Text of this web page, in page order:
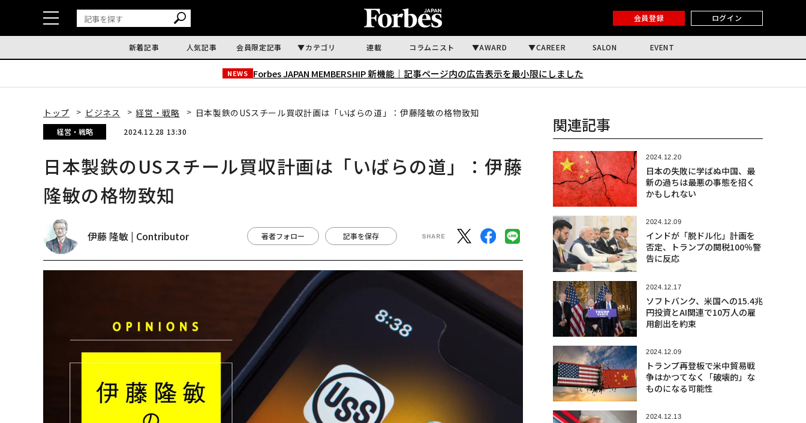
会員登録 ログイン
新着記事 人気記事 会員限定記事 カテゴリ 連載 コラムニスト AWARD CAREER SALON EVENT
NEWS Forbes JAPAN MEMBERSHIP 新機能｜ 記事ページ内の広告表示を最小限にしました
トップ ビジネス 経営・戦略 日本製鉄のUSスチール買収計画は「いばらの道」：伊藤隆敏の格物致知
経営・戦略 2024.12.28 13:30
日本製鉄のUSスチール買収計画は「いばらの道」：伊藤
隆敏の格物致知
伊藤 隆敏 | Contributor 著者フォロー 記事を保存
関連記事
2024.12.20
日本の失敗に学ばぬ中国、最
新の過ちは最悪の事態を招く
かもしれない
2024.12.09
インドが「脱ドル化」計画を
否定、トランプの関税100％警
告に反応
2024.12.17
ソフトバンク、米国への15.4兆
円投資とAI関連で10万人の雇
用創出を約束
2024.12.09
トランプ再登板で米中貿易戦
争はかつてなく「破壊的」な
ものになる可能性
2024.12.13